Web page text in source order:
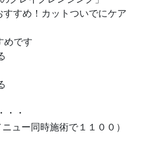
！カットついでにケア
めです
・
ュー同時施術で１１００）